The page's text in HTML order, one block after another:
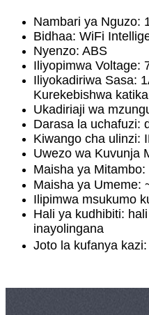
Nambari ya Nguzo:
Bidhaa: WiFi
Nyenzo: ABS
Iliyopimwa Voltage:
Iliyokadiriwa Sasa:
Kurekebishwa
Ukadiriaji wa
Darasa la uchafuzi:
Kiwango cha ulinzi:
Uwezo wa Kuvunja
Maisha ya
Maisha ya Umeme:
Ilipimwa msukumo
Hali ya kudhibiti:
inayolingana
Joto la kufanya